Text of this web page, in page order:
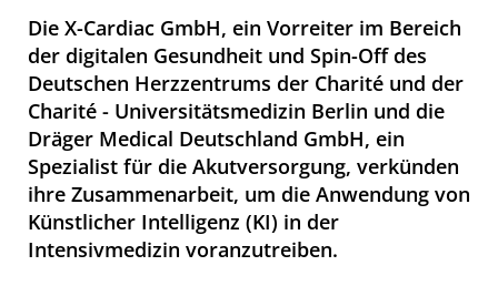
Die X-Cardiac GmbH, ein Vorreiter im Bereich
der digitalen Gesundheit und Spin-Off des
Deutschen Herzzentrums der Charité und der
Charité - Universitätsmedizin Berlin und die
Dräger Medical Deutschland GmbH, ein
Spezialist für die Akutversorgung, verkünden
ihre Zusammenarbeit, um die Anwendung von
Künstlicher Intelligenz (KI) in der
Intensivmedizin voranzutreiben.